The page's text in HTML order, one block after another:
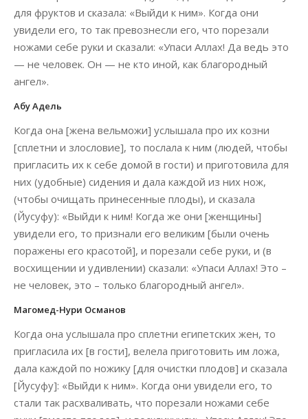
для фруктов и сказала: «Выйди к ним». Когда они
увидели его, то так превознесли его, что порезали
ножами себе руки и сказали: «Упаси Аллах! Да ведь это
— не человек. Он — не кто иной, как благородный
ангел».
Абу Адель
Когда она [жена вельможи] услышала про их козни
[сплетни и злословие], то послала к ним (людей, чтобы
пригласить их к себе домой в гости) и приготовила для
них (удобные) сидения и дала каждой из них нож,
(чтобы очищать принесенные плоды), и сказала
(Йусуфу): «Выйди к ним! Когда же они [женщины]
увидели его, то признали его великим [были очень
поражены его красотой], и порезали себе руки, и (в
восхищении и удивлении) сказали: «Упаси Аллах! Это –
не человек, это – только благородный ангел».
Магомед-Нури Османов
Когда она услышала про сплетни египетских жен, то
пригласила их [в гости], велела приготовить им ложа,
дала каждой по ножику [для очистки плодов] и сказала
[Йусуфу]: «Выйди к ним». Когда они увидели его, то
стали так расхваливать, что порезали ножами себе